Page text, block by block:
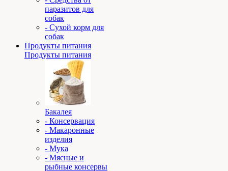
паразитов для
собак
- Сухой корм для
собак
Продукты питания
Продукты питания
Бакалея
- Консервация
- Макаронные
изделия
- Мука
- Мясные и
рыбные консервы